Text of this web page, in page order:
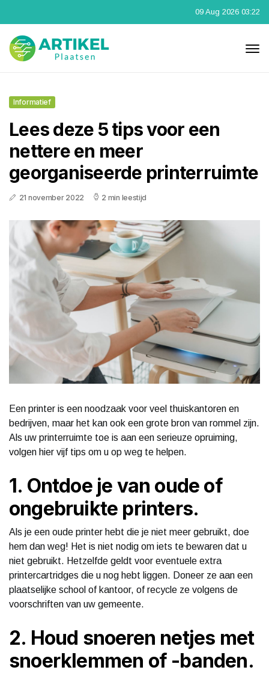
09 Aug 2026 03:22
Informatief
Lees deze 5 tips voor een
nettere en meer
georganiseerde printerruimte
21 november 2022 2 min leestijd
Een printer is een noodzaak voor veel thuiskantoren en
bedrijven, maar het kan ook een grote bron van rommel zijn.
Als uw printerruimte toe is aan een serieuze opruiming,
volgen hier vijf tips om u op weg te helpen.
1. Ontdoe je van oude of
ongebruikte printers.
Als je een oude printer hebt die je niet meer gebruikt, doe
hem dan weg! Het is niet nodig om iets te bewaren dat u
niet gebruikt. Hetzelfde geldt voor eventuele extra
printercartridges die u nog hebt liggen. Doneer ze aan een
plaatselijke school of kantoor, of recycle ze volgens de
voorschriften van uw gemeente.
2. Houd snoeren netjes met
snoerklemmen of -banden.